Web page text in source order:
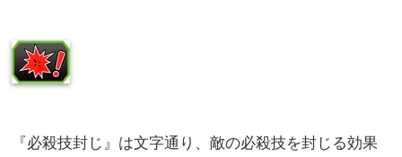
『必殺技封じ』は文字通り、敵の必殺技を封じる効果